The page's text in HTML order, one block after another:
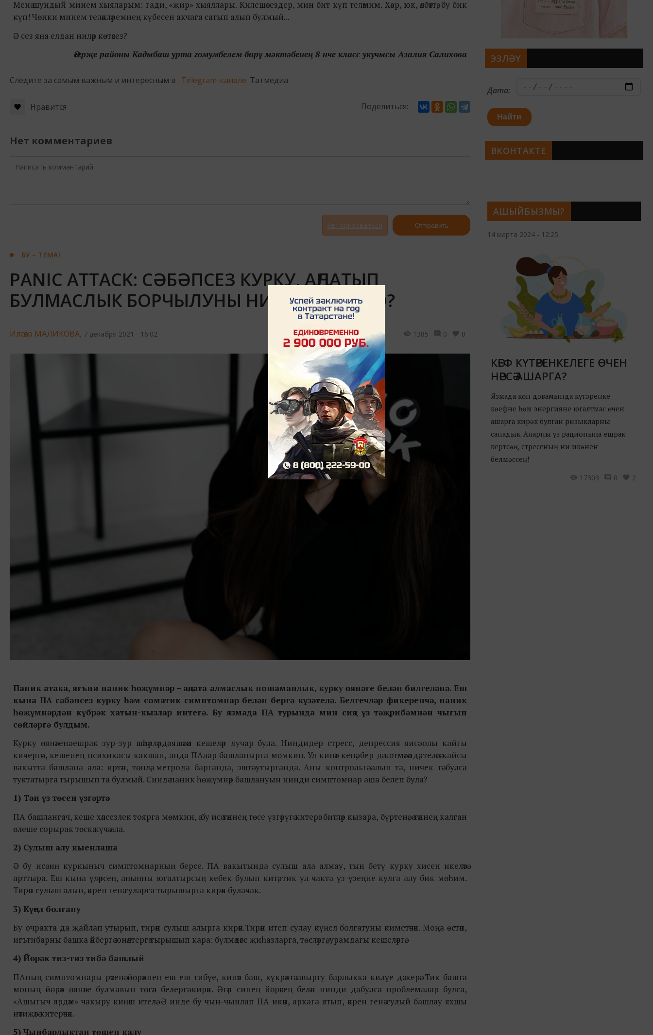
Менә шундый минем хыяларым: гади, «җир» хыяллары. Килешәсездер, мин бит күп теләмим. Хәер, юк, әлбәттә, бу бик
күп! Чөнки минем теләкләремнең күбесен акчага сатып алып булмый...
Ә сез яңа елдан ниләр көтәсез?
Әгерҗе районы Кадыбаш урта гомумбелем бирү мәктәбенең 8 нче класс укучысы Азалия Салихова
Следите за самым важным и интересным в Telegram-канале Татмедиа
Нравится Поделиться:
Нет комментариев
Авторизоваться Отправить
БУ – ТЕМА!
PANIC ATTACK: СӘБӘПСЕЗ КУРКУ, АҢЛАТЫП
БУЛМАСЛЫК БОРЧЫЛУНЫ НИЧЕК ҖИҢӘРГӘ?
Илсөяр МАЛИКОВА, 7 декабря 2021 - 16:02 1385 0 0
Паник атака, ягъни паник һөҗүмнәр – аңлата алмаслык пошаманлык, курку өянәге белән билгеләнә. Еш
кына ПА сәбәпсез курку һәм соматик симптомнар белән бергә күзәтелә. Белгечләр фикеренчә, паник
һөҗүмнәрдән күбрәк хатын-кызлар интегә. Бу язмада ПА турында мин сиңа үз тәҗрибәмнән чыгып
сөйләргә булдым.
Курку өянәгенә ешрак зур-зур шәһәрләрдә яшәгән кешеләр дучар була. Ниндидер стресс, депрессия яисә олы кайгы
кичергәч, кешенең психикасы какшап, анда ПАлар башланырга мөмкин. Ул кинәт кенә, бер дә көтмәгәндә, теләсә кайсы
вакытта башлана ала: иртән, төнлә, метрода барганда, эштә утырганда. Аны контрольгә алып та, ничек тә булса
туктатырга тырышып та булмый. Синдәпаник һөҗүмнәр башлануын нинди симптомнар аша белеп була?
1) Тән үз төсен үзгәртә
ПА башлангач, кеше хәлсезлек тоярга мөмкин, ә бу исә тәннең төсе үзгәрүгә китерә: битләр кызара, бүртенә, ә тәннең калган
өлеше сорырак төскә күчә ала.
2) Сулыш алу кыенлаша
Ә бу исә иң куркыныч симптомнарның берсе. ПА вакытында сулыш ала алмау, тын бетү курку хисен икеләтә
арттыра. Еш кына үләрсең, аңыңны югалтырсың кебек булып китә, тик ул чакта үз-үзеңне кулга алу бик мөһим.
Тирән сулыш алып, әкрен генә суларга тырышырга кирәк булачак.
3) Күңел болгану
Бу очракта да җайлап утырып, тирән сулыш алырга кирәк.Тирән итеп сулау күңел болгатуны киметәчәк. Моңа өстәп,
игътибарны башка әйбергә юнәлтергә тырышып кара: бүлмәдәге җиһазларга, төсләргә, урамдагы кешеләргә.
4) Йөрәк тиз-тиз тибә башлый
ПАның симптомнары рәтенә йөрәкнең еш-еш тибүе, кинәт баш, күкрәктә авырту барлыкка килүе дә керә. Тик башта
моның йөрәк өянәге булмавын төгәл белергә кирәк. Әгәр синең йөрәгең белән нинди дә булса проблемалар булса,
«Ашыгыч ярдәм» чакыру киңәш ителә. Ә инде бу чын-чынлап ПА икән, аркага ятып, әкрен генә сулый башлау яхшы
нәтиҗәгә китерәчәк.
5) Чынбарлыктан төшеп калу
АШЫЙБЫЗМЫ?
14 марта 2024 - 12:25
КӘЕФ КҮТӘРЕНКЕЛЕГЕ ӨЧЕН
НӘРСӘ АШАРГА?
Язмада көн дәвамында күтәренке
кәефне һәм энергияне югалтмас өчен
ашарга кирәк булган ризыкларны
санадык. Аларны үз рационыңа ешрак
кертсәң, стрессның ни икәнен
белмәссең!
17303
0 2
ЭЗЛӘҮ
Дата:
Найти
ВКОНТАКТЕ